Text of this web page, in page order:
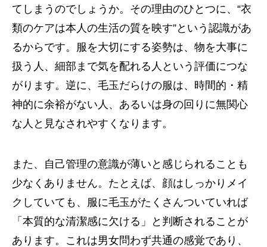
てしまうのでしょうか。その理由のひとつに、“衣
類のケアは本人の生活の質を映す”という認識があ
るからです。服を大切にする姿勢は、物を大事に
扱う人、細部まで気を配れる人という評価につな
がります。逆に、毛玉だらけの服は、時間的・精
神的に余裕がない人、あるいは身の回りに無関心
な人と見なされやすくなります。
また、自己管理の意識が薄いと感じられることも
少なくありません。たとえば、顔はしっかりメイ
クしていても、服に毛玉がたくさんついていれば
「本質的な清潔感に欠ける」と判断されることが
あります。これは男女問わず共通の感覚であり、